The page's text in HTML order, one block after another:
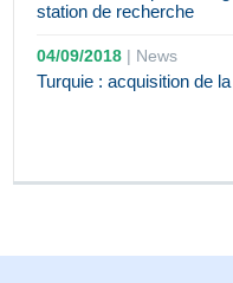
station de recherche
04/09/2018 | News
Turquie : acquisition de